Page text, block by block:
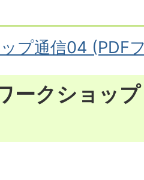
プ通信04 (PDF
ークショッ